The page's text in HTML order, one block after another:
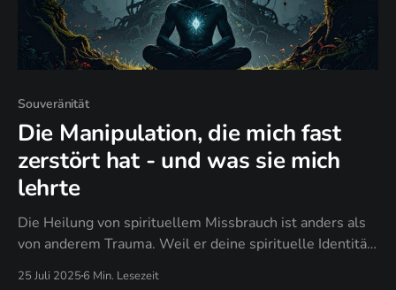
Souveränität
Die Manipulation, die mich fast
zerstört hat - und was sie mich
lehrte
Die Heilung von spirituellem Missbrauch ist anders als
von anderem Trauma. Weil er deine spirituelle Identität
25 Juli 2025 6 Min. Lesezeit